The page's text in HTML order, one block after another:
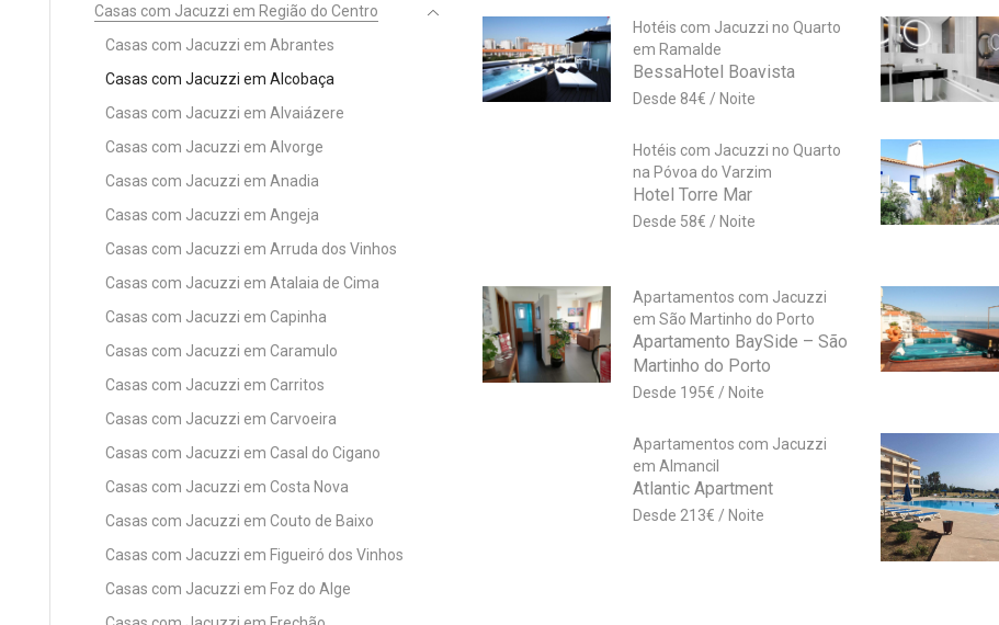
Casas com Jacuzzi em Região do Centro
Casas com Jacuzzi em Abrantes
Casas com Jacuzzi em Alcobaça
Casas com Jacuzzi em Alvaiázere
Casas com Jacuzzi em Alvorge
Casas com Jacuzzi em Anadia
Casas com Jacuzzi em Angeja
Casas com Jacuzzi em Arruda dos Vinhos
Casas com Jacuzzi em Atalaia de Cima
Casas com Jacuzzi em Capinha
Casas com Jacuzzi em Caramulo
Casas com Jacuzzi em Carritos
Casas com Jacuzzi em Carvoeira
Casas com Jacuzzi em Casal do Cigano
Casas com Jacuzzi em Costa Nova
Casas com Jacuzzi em Couto de Baixo
Casas com Jacuzzi em Figueiró dos Vinhos
Casas com Jacuzzi em Foz do Alge
Hotéis com Jacuzzi no Quarto
em Ramalde
BessaHotel Boavista
84€
Hotéis com Jacuzzi no Quarto
na Póvoa do Varzim
Hotel Torre Mar
58€
Apartamentos com Jacuzzi
em São Martinho do Porto
Apartamento BaySide – São
Martinho do Porto
195€
Apartamentos com Jacuzzi
em Almancil
Atlantic Apartment
213€